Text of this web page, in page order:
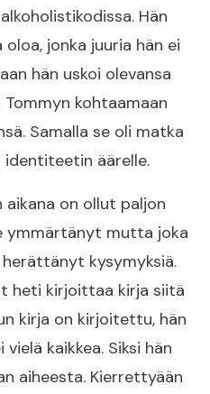
Hän
jonka juuria hän ei
hän uskoi olevansa
kohtaamaan
Samalla se oli matka
identiteetin äärelle.
aikana on ollut paljon
ymmärtänyt mutta joka
kysymyksiä.
heti kirjoittaa kirja siitä
kirja on kirjoitettu, hän
kaikkea. Siksi hän
aiheesta. Kierrettyään